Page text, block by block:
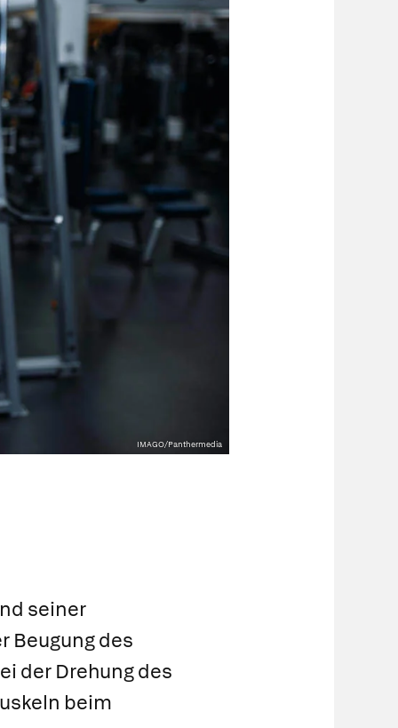
IMAGO/Panthermedia
seiner
Beugung des
der Drehung des
beim